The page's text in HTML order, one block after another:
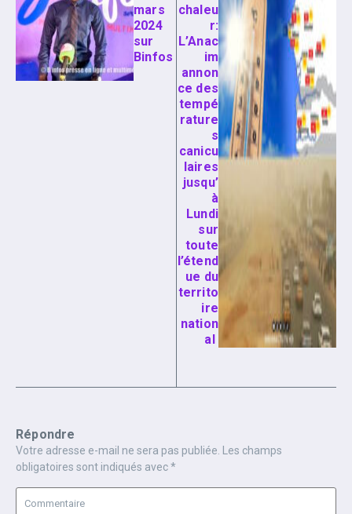
mars
2024
sur
Binfos
chaleu
r:
L’Anac
im
annon
ce des
tempé
rature
s
canicu
laires
jusqu’
à
Lundi
sur
toute
l’étend
ue du
territo
ire
nation
al
Répondre
Votre adresse e-mail ne sera pas publiée. Les champs
obligatoires sont indiqués avec*